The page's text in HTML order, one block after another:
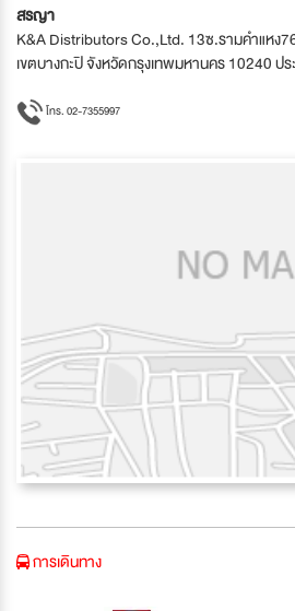
สรญา
K&A Distributors Co.,Ltd. 13ซ.รามคำแหง
เขตบางกะปิ จังหวัดกรุงเทพมหานคร 10240 ปร
โทร. 02-7355997
การเดินทาง